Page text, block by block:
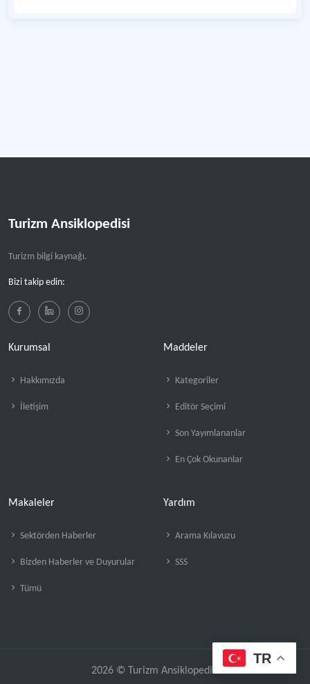
Turizm Ansiklopedisi
Turizm bilgi kaynağı.
Bizi takip edin:
Kurumsal
Hakkımızda
İletişim
Maddeler
Kategoriler
Editör Seçimi
Son Yayımlananlar
En Çok Okunanlar
Makaleler
Sektörden Haberler
Bizden Haberler ve Duyurular
Tümü
Yardım
Arama Kılavuzu
SSS
2026 © Turizm Ansiklopedisi
TR